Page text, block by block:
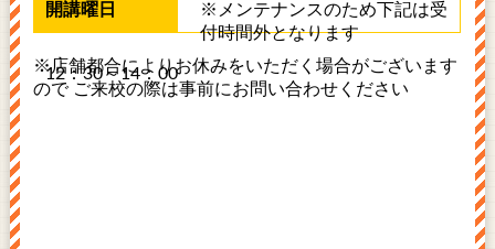
※メンテナンスのため下記は受
付時間外となります
12：30～14：00
※店舗都合によりお休みをいただく場合がございます
ので ご来校の際は事前にお問い合わせください